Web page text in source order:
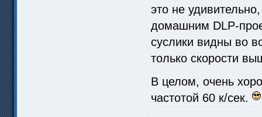
это не
домашним DLP-
суслики видны во
только скорости
В целом, очень
частотой 60 к/сек.